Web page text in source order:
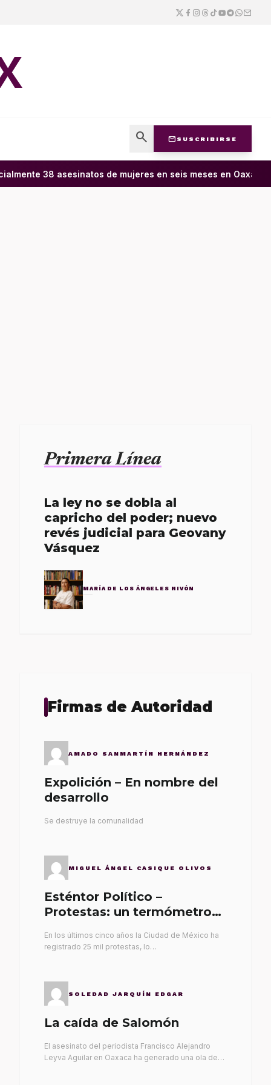
search mail SUSCRIBIRSE
38 asesinatos de mujeres en seis meses en Oaxaca;
Primera Línea
La ley no se dobla al
capricho del poder; nuevo
revés judicial para Geovany
Vásquez
MARÍA DE LOS ÁNGELES NIVÓN
Firmas de Autoridad
AMADO SANMARTÍN HERNÁNDEZ
Expolición – En nombre del
desarrollo
Se destruye la comunalidad
MIGUEL ÁNGEL CASIQUE OLIVOS
Esténtor Político –
Protestas: un termómetro
En los últimos cinco años la Ciudad de México ha
registrado 25 mil protestas, lo…
SOLEDAD JARQUÍN EDGAR
La caída de Salomón
El asesinato del periodista Francisco Alejandro
Leyva Aguilar en Oaxaca ha generado una ola de…